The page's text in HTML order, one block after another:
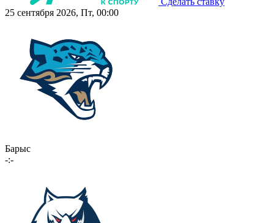
25 сентября 2026, Пт, 00:00
Барыс
-:-